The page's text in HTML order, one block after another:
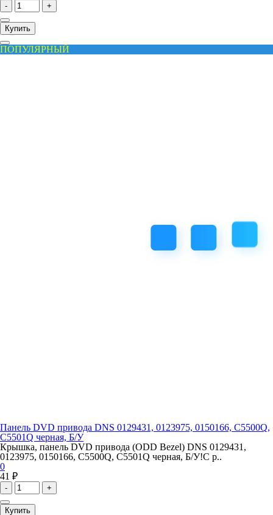
- +
Купить
ПОПУЛЯРНЫЙ
Панель DVD привода DNS 0129431, 0123975, 0150166, C5500Q,
C5501Q черная, Б/У
Крышка, панель DVD привода (ODD Bezel) DNS 0129431,
0123975, 0150166, C5500Q, C5501Q черная, Б/У!С р..
0
41 ₽
- +
Купить